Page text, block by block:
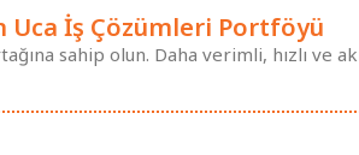
Uca İş Çözümleri Portföyü
sahip olun. Daha verimli, hızlı ve